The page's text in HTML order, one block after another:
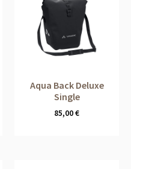
Aqua Back Deluxe
Single
85,00€